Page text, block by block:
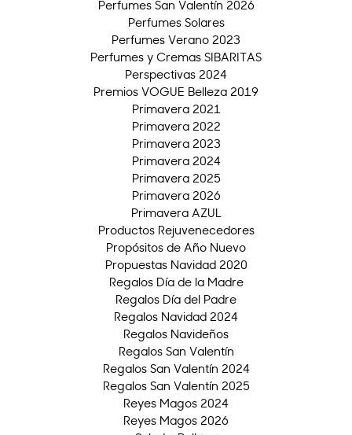
Perfumes San Valentín 2026
Perfumes Solares
Perfumes Verano 2023
Perfumes y Cremas SIBARITAS
Perspectivas 2024
Premios VOGUE Belleza 2019
Primavera 2021
Primavera 2022
Primavera 2023
Primavera 2024
Primavera 2025
Primavera 2026
Primavera AZUL
Productos Rejuvenecedores
Propósitos de Año Nuevo
Propuestas Navidad 2020
Regalos Día de la Madre
Regalos Día del Padre
Regalos Navidad 2024
Regalos Navideños
Regalos San Valentín
Regalos San Valentín 2024
Regalos San Valentín 2025
Reyes Magos 2024
Reyes Magos 2026